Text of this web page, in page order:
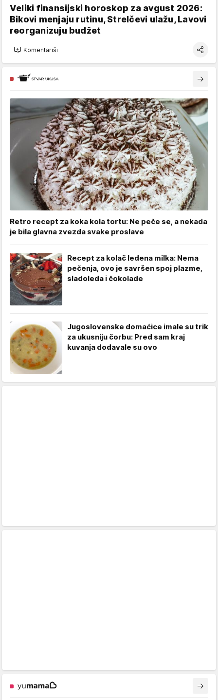
Veliki finansijski horoskop za avgust 2026:
Bikovi menjaju rutinu, Strelčevi ulažu, Lavovi
reorganizuju budžet
Komentariši
Retro recept za koka kola tortu: Ne peče se, a nekada
je bila glavna zvezda svake proslave
Recept za kolač ledena milka: Nema
pečenja, ovo je savršen spoj plazme,
sladoleda i čokolade
Jugoslovenske domaćice imale su trik
za ukusniju čorbu: Pred sam kraj
kuvanja dodavale su ovo